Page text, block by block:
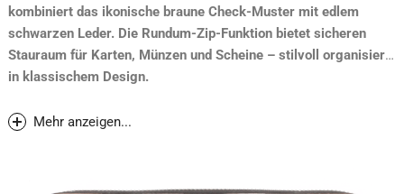
kombiniert das ikonische braune Check-Muster mit edlem
schwarzen Leder. Die Rundum-Zip-Funktion bietet sicheren
Stauraum für Karten, Münzen und Scheine – stilvoll organisiert
in klassischem Design.
Neupreis 2024: CHF 500.-
Mehr anzeigen...